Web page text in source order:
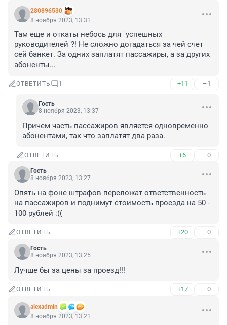
280896530
8 ноября 2023, 13:31
Там еще и откаты небось для "успешных
руководителей"?! Не сложно догадаться за чей счет
сей банкет. За одних заплатят пассажиры, а за других
абоненты...
ОТВЕТИТЬ 1 +11 –1
Гость
8 ноября 2023, 13:37
Причем часть пассажиров является одновременно
абонентами, так что заплатят два раза.
ОТВЕТИТЬ +6 –0
Гость
8 ноября 2023, 13:27
Опять на фоне штрафов переложат ответственность
на пассажиров и поднимут стоимость проезда на 50 -
100 рублей :((
ОТВЕТИТЬ +20 –0
Гость
8 ноября 2023, 13:25
Лучше бы за цены за проезд!!!
ОТВЕТИТЬ +17 –0
alexadmin
8 ноября 2023, 13:21